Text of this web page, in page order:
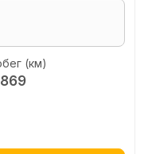
(км)